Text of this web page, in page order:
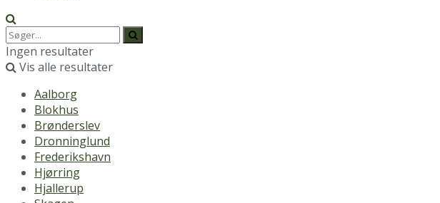
Ingen resultater
Vis alle resultater
Aalborg
Blokhus
Brønderslev
Dronninglund
Frederikshavn
Hjørring
Hjallerup